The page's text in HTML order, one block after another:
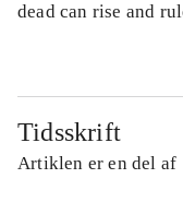
dead can rise and
Tidsskrift
Artiklen er en del af